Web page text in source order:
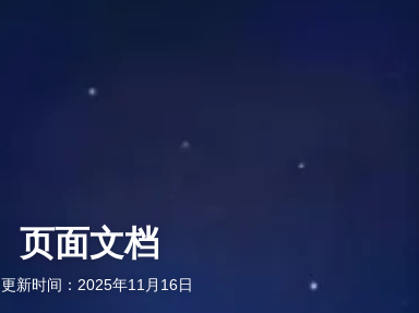
页面文档
更新时间：2025年11月16日